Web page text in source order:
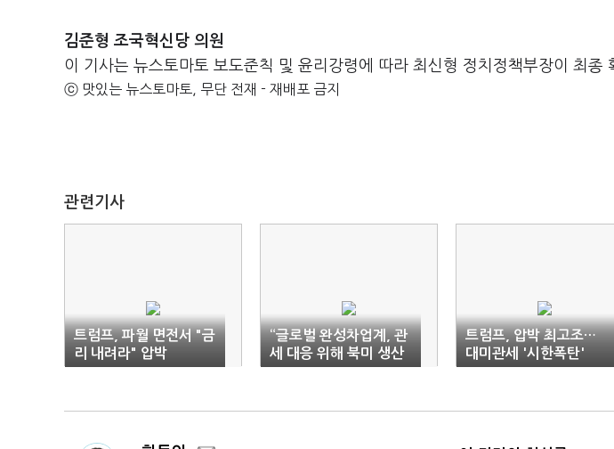
김준형 조국혁신당 의원
이 기사는 뉴스토마토 보도준칙 및 윤리강령에 따라 최신형 정치정책부장이 최종
ⓒ 맛있는 뉴스토마토, 무단 전재 - 재배포 금지
관련기사
트럼프, 파월 면전서 "금
리 내려라" 압박
“글로벌 완성차업계, 관
세 대응 위해 북미 생산
확대”
트럼프, 압박 최고조…
대미관세 '시한폭탄'